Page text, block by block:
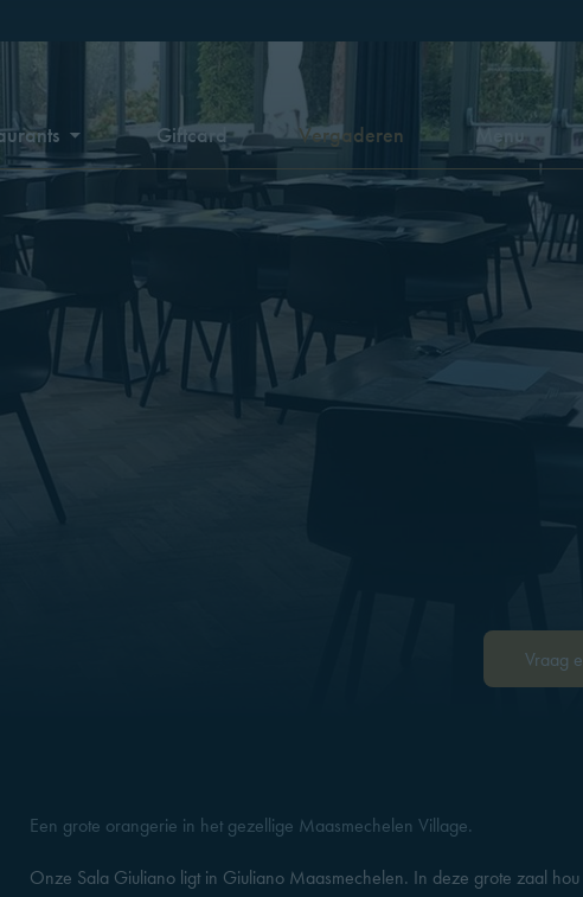
Giftcard Vergaderen Menu
Vraag
Een grote orangerie in het gezellige Maasmechelen Village.
Onze Sala Giuliano ligt in Giuliano Maasmechelen. In deze grote zaal